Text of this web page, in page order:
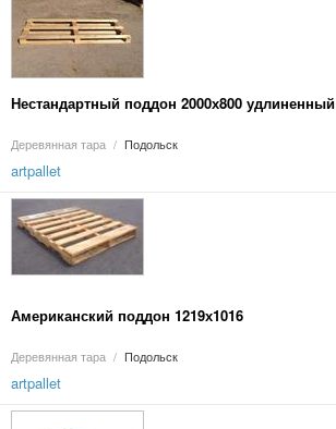
Нестандартный поддон 2000х800 удлиненный
Деревянная тара / Подольск
artpallet
Американский поддон 1219х1016
Деревянная тара / Подольск
artpallet